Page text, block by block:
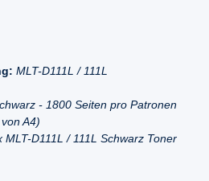
MLT-D111L / 111L
- 1800 Seiten pro Patronen
A4)
MLT-D111L / 111L Schwarz Toner